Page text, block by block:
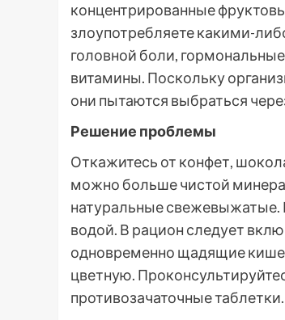
концентрированные
злоупотребляете какими-
головной боли,
витамины. Поскольку
они пытаются выбраться
Решение проблемы
Откажитесь от конфет,
можно больше чистой
натуральные свежевыжатые.
водой. В рацион следует
одновременно щадящие
цветную.
противозачаточные таблетки.